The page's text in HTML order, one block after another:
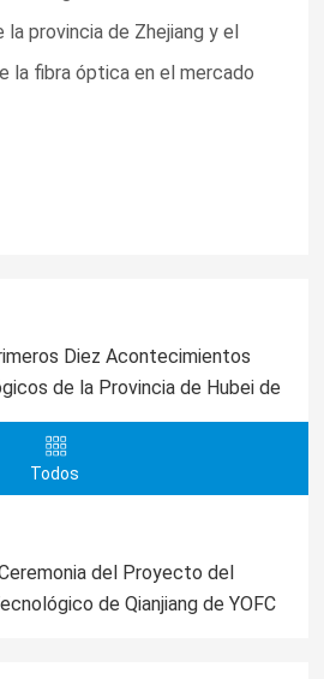
provincia de Zhejiang y el
la fibra óptica en el mercado
Diez Acontecimientos
de la Provincia de Hubei de
la lista
Todos
del Proyecto del
de Qianjiang de YOFC